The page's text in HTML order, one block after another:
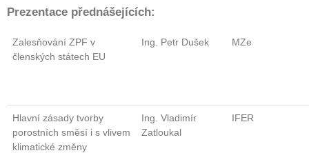
Prezentace přednášejících:
Zalesňování ZPF v
členských státech EU
Ing. Petr Dušek MZe
Hlavní zásady tvorby
porostních směsí i s vlivem
klimatické změny
Ing. Vladimír
Zatloukal
IFER